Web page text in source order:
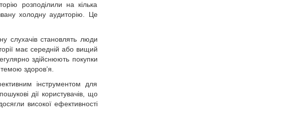
розподілили на кілька
холодну аудиторію. Це
слухачів становлять люди
має середній або вищий
здійснюють покупки
здоров’я.
інструментом для
дії користувачів, що
високої ефективності